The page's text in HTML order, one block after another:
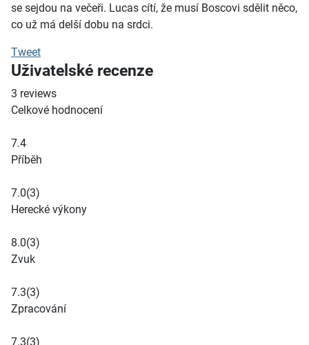
se sejdou na večeři. Lucas cítí, že musí Boscovi sdělit něco,
co už má delší dobu na srdci.
Tweet
Uživatelské recenze
3 reviews
Celkové hodnocení
7.4
Příběh
7.0(3)
Herecké výkony
8.0(3)
Zvuk
7.3(3)
Zpracování
7.3(3)